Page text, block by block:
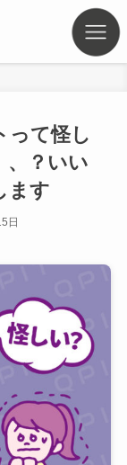
って怪し
、？いい
ます
日